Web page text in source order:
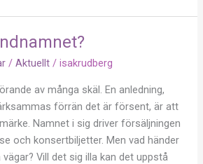
/Aktuellt /isakrudberg
av många skäl. En anledning,
förrän det är försent, är att
Namnet i sig driver försäljningen
och konsertbiljetter. Men vad händer
Vill det sig illa kan det uppstå